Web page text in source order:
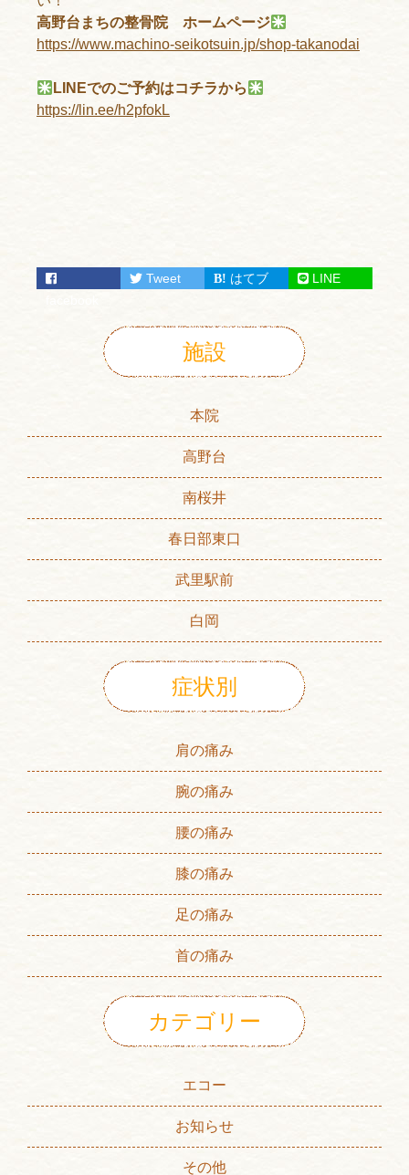
高野台まちの整骨院 ホームページ
https://www.machino-seikotsuin.jp/shop-takanodai
LINEでのご予約はコチラから
https://lin.ee/h2pfokL
Tweet はてブ LINE
施設
本院
高野台
南桜井
春日部東口
武里駅前
白岡
症状別
肩の痛み
腕の痛み
腰の痛み
膝の痛み
足の痛み
首の痛み
カテゴリー
エコー
お知らせ
その他